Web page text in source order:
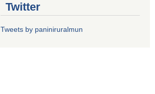
Twitter
Tweets by paniniruralmun